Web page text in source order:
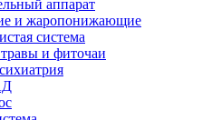
аппарат
и жаропонижающие
система
и фиточаи